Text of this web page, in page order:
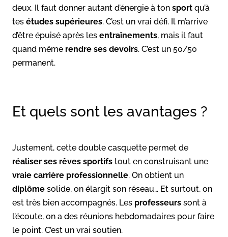
deux. Il faut donner autant d’énergie à ton sport qu’à
tes études supérieures. C’est un vrai défi. Il m’arrive
d’être épuisé après les entraînements, mais il faut
quand même rendre ses devoirs. C’est un 50/50
permanent.
Et quels sont les avantages ?
Justement, cette double casquette permet de
réaliser ses rêves sportifs tout en construisant une
vraie carrière professionnelle. On obtient un
diplôme solide, on élargit son réseau… Et surtout, on
est très bien accompagnés. Les professeurs sont à
l’écoute, on a des réunions hebdomadaires pour faire
le point. C’est un vrai soutien.